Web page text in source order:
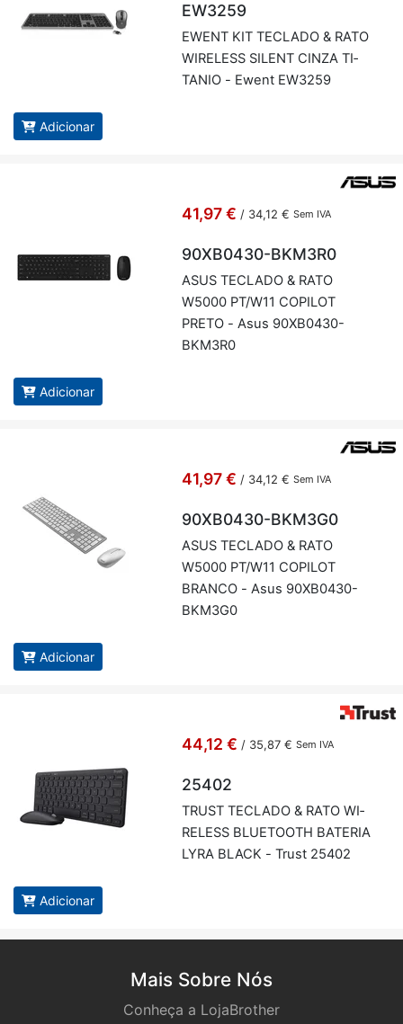
EW3259
EWENT KIT TE­CLADO & RATO
WI­RE­LESS SI­LENT CINZA TI­
TANIO - Ewent EW3259
Adicionar
41,97 € / 34,12 € Sem IVA
90XB0430-BKM3R0
ASUS TE­CLADO & RATO
W5000 PT/W11 CO­PILOT
PRETO - Asus 90XB0430-
BKM3R0
Adicionar
41,97 € / 34,12 € Sem IVA
90XB0430-BKM3G0
ASUS TE­CLADO & RATO
W5000 PT/W11 CO­PILOT
BRANCO - Asus 90XB0430-
BKM3G0
Adicionar
44,12 € / 35,87 € Sem IVA
25402
TRUST TE­CLADO & RATO WI­
RE­LESS BLU­E­TOOTH BA­TERIA
LYRA BLACK - Trust 25402
Adicionar
Mais Sobre Nós
Conheça a LojaBrother